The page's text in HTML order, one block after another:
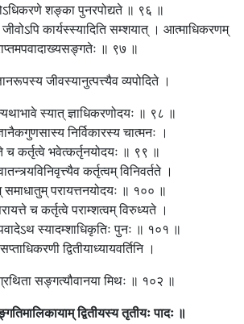
शङ्का पुनरपोद्यते ॥ ९६ ॥
कार्यस्स्यादिति सम्शयात् । आत्माधिकरणम्
॥ ९७ ॥
जीवस्यानुत्पत्त्यैव व्यपोदिते ।
स्यात् ज्ञाधिकरणोदयः ॥ ९८ ॥
निर्विकारस्य चात्मनः ।
च कर्तृत्वे भवेत्कर्तृनयोदयः ॥ ९९ ॥
कर्तृत्वम् विनिवर्तते ।
समाधातुम् परायत्तनयोदयः ॥ १०० ॥
च कर्तृत्वे पराम्शत्वम् विरुध्यते ।
स्यादम्शाधिकृतिः पुनः ॥ १०१ ॥
द्वितीयाध्यायवर्तिनि ।
सङ्गत्यौवानया मिथः ॥ १०२ ॥
द्वितीयस्य तृतीयः पादः ॥